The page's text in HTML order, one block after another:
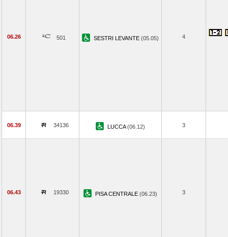
06.26 501 SESTRI LEVANTE (05.05) 4
06.39 34136 LUCCA(06.12) 3
06.43 19330 PISA CENTRALE (06.23) 3